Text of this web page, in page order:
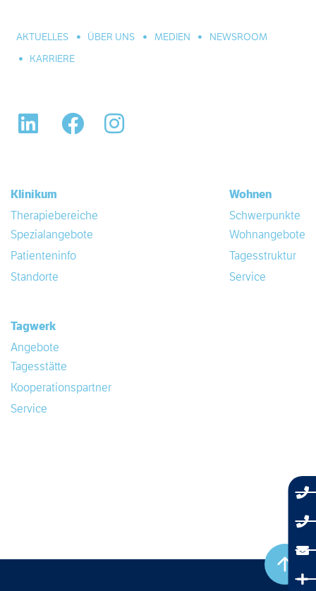
AKTUELLES ÜBER UNS MEDIEN
NEWSROOM
KARRIERE
LinkedIn Facebook
Klinikum
Therapiebereiche
Spezialangebote
Patienteninfo
Standorte
Wohnen
Schwerpunkte
Wohnangebote
Tagesstruktur
Service
Tagwerk
Angebote
Tagesstätte
Kooperationspartner
Service